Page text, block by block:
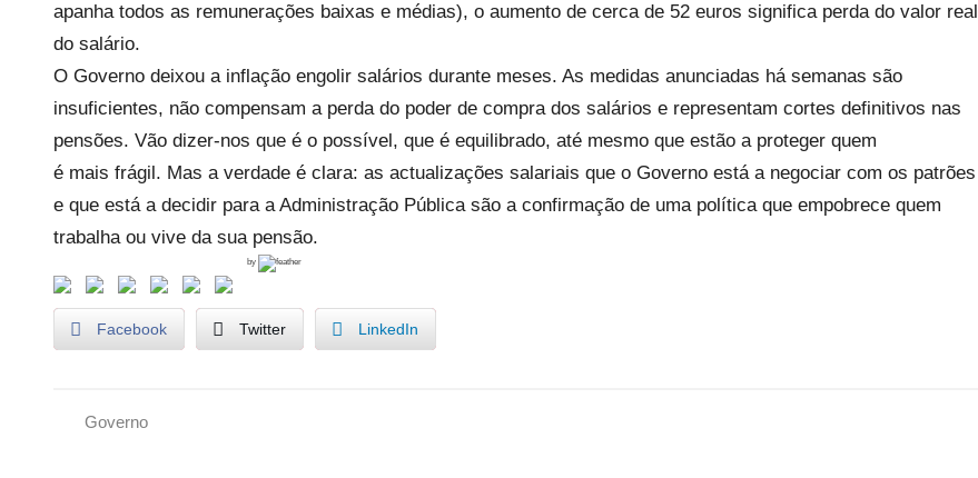
o
I
n
f
l
í
e
apanha todos as remunerações baixas e médias), o aumento de cerca de 52 euros significa perda do valor real
do salário.
O Governo deixou a inflação engolir salários durante meses. As medidas anunciadas há semanas são
insuficientes, não compensam a perda do poder de compra dos salários e representam cortes definitivos nas
pensões. Vão dizer-nos que é o possível, que é equilibrado, até mesmo que estão a proteger quem
é mais frágil. Mas a verdade é clara: as actualizações salariais que o Governo está a negociar com os patrões
e que está a decidir para a Administração Pública são a confirmação de uma política que empobrece quem
trabalha ou vive da sua pensão.
by
Facebook Twitter LinkedIn
Governo